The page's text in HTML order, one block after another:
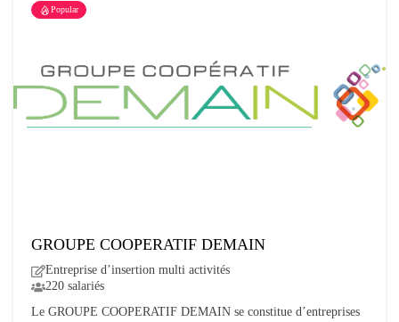
Popular
GROUPE COOPERATIF DEMAIN
Entreprise d’insertion multi activités
220 salariés
Le GROUPE COOPERATIF DEMAIN se constitue d’entreprises